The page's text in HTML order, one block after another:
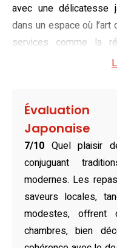
avec une délicatesse
dans un espace où
services comme la
massage relaxant
Harmonieusement
Yamaga se distinguent
traditionnelle et du
chambres familiales
style classique avec
sérénité. Les
bains privatives
apaisantes sur la ville
généreux espaces
Évaluation
Japonaise
7/10 Quel plaisir
conjuguant
modernes. Les
saveurs locales,
modestes, offrent
chambres, bien